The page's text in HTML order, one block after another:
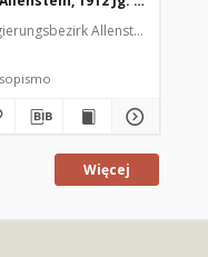
Allenstein
Więcej